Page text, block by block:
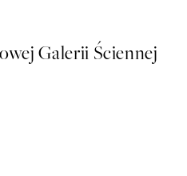
Galerii Ściennej